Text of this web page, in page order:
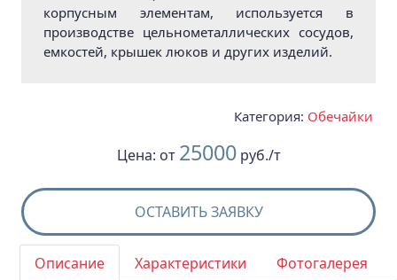
корпусным элементам, используется в
производстве цельнометаллических сосудов,
емкостей, крышек люков и других изделий.
Категория: Обечайки
Цена: от 25000руб./т
ОСТАВИТЬ ЗАЯВКУ
Описание Характеристики Фотогалерея